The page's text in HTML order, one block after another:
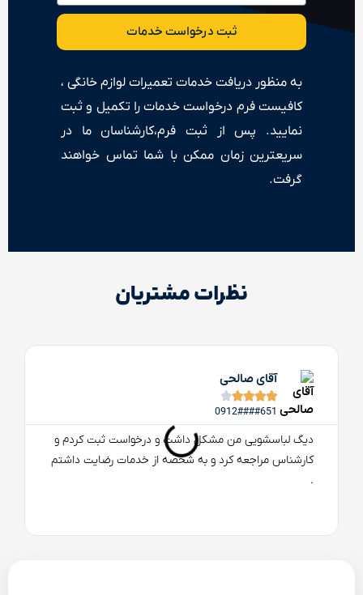
به منظور دریافت خدمات تعمیرات لوازم خانگی ،
کافیست فرم درخواست خدمات را تکمیل و ثبت
نمایید. پس از ثبت فرم،کارشناسان ما در
سریعترین زمان ممکن با شما تماس خواهند
گرفت.
ثبت درخواست خدمات
نظرات مشتریان
آقای صالحی





0912####651
دیگ لباسشویی من مشکل داشت و درخواست ثبت کردم و
کارشناس مراجعه کرد و به شخصه از خدمات رضایت داشتم
.